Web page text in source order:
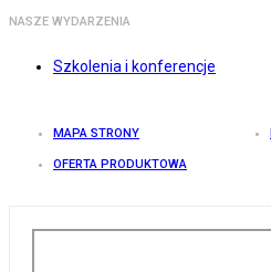
NASZE WYDARZENIA
Szkolenia i konferencje
MAPA STRONY
OFERTA PRODUKTOWA